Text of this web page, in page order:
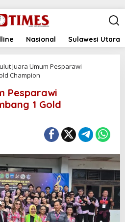
Nasional Sulawesi Utara
Juara Umum Pesparawi
Champion
Pesparawi
1 Gold